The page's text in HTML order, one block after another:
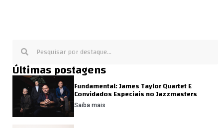
Últimas postagens
Fundamental: James Taylor Quartet E
Convidados Especiais no Jazzmasters
Saiba mais